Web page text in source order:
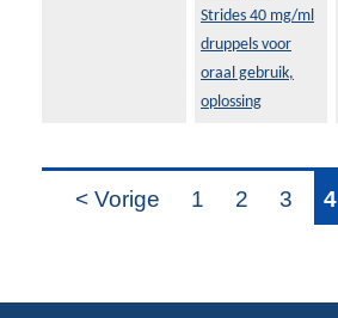
Strides 40 mg/ml
druppels voor
oraal gebruik,
oplossing
< Vorige 1 2 3 4